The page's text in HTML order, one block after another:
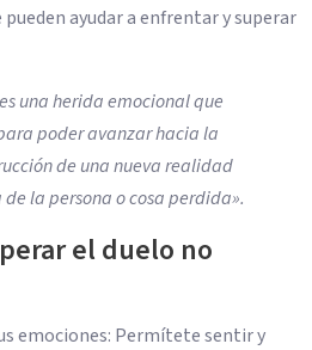
ayudar a enfrentar y superar
una herida emocional que
poder avanzar hacia la
de una nueva realidad
la persona o cosa perdida».
el duelo no
emociones: Permítete sentir y